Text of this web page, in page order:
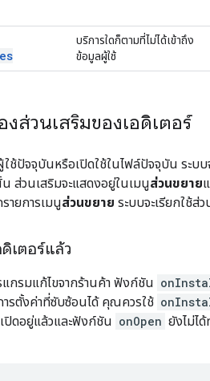
บริการใดก็ตามที่ไม่ได้เข้าถึง
ข้อมูลผู้ใช้
งส่วนเสริมของเอดิเตอร์
ช้ปัจจุบันหรือเปิดใช้ในไฟล์ปัจจุบัน ระบบ
ส่วนเสริมจะแสดงอยู่ในเมนูส่วนขยาย
ายการเมนูส่วนขยาย ระบบจะเรียกใช้ส่
เตอร์แล้ว
กรมแก้ไขจากร้านค้า ฟังก์ชัน
ารตั้งค่าที่ซับซ้อนได้ คุณควรใช้
ปิดอยู่แล้วและฟังก์ชัน onOpen ยังไม่ไ